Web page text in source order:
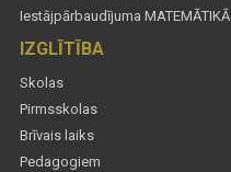
Iestājpārbaudījuma
IZGLĪTĪBA
Skolas
Pirmsskolas
Brīvais laiks
Pedagogiem